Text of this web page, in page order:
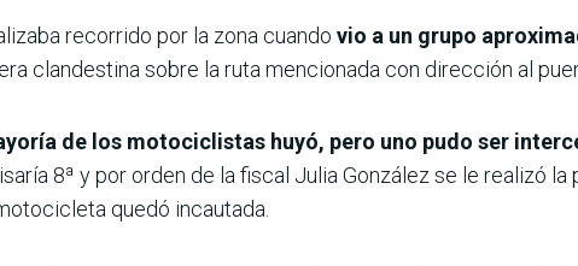
recorrido por la zona cuando vio a un grupo
clandestina sobre la ruta mencionada con dirección al
de los motociclistas huyó, pero uno pudo ser
8ª y por orden de la fiscal Julia González se le realizó
quedó incautada.